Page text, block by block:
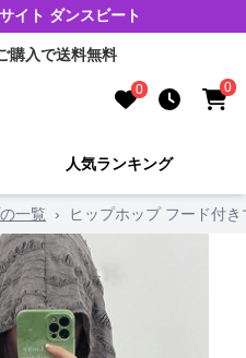
イト ダンスビート
購入で送料無料
0 0
人気ランキング
一覧 › ヒップホップ フード付